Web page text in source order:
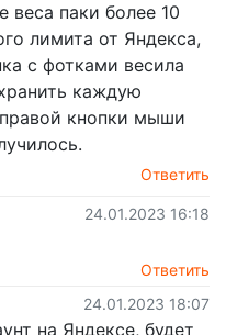
веса паки более 10
лимита от Яндекса,
с фотками весила
каждую
кнопки мыши
Ответить
24.01.2023 16:18
Ответить
24.01.2023 18:07
на Яндексе, будет